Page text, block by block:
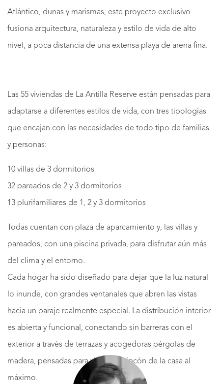
Atlántico, dunas y marismas, este proyecto exclusivo
fusiona arquitectura, naturaleza y estilo de vida de alto
nivel, a poca distancia de una extensa playa de arena fina.
Las 55 viviendas de La Antilla Reserve están pensadas para
adaptarse a diferentes estilos de vida, con tres tipologías
que encajan con las necesidades de todo tipo de familias
y personas:
10 villas de 3 dormitorios
32 pareados de 2 y 3 dormitorios
13 plurifamiliares de 1, 2 y 3 dormitorios
Todas cuentan con plaza de aparcamiento y, las villas y
pareados, con una piscina privada, para disfrutar aún más
del clima y el entorno.
Cada hogar ha sido diseñado para dejar que la luz natural
lo inunde, con grandes ventanales que abren las vistas
hacia un paraje realmente especial. La distribución interior
es abierta y funcional, conectando sin barreras con el
exterior a través de terrazas y acogedoras pérgolas de
madera, pensadas para vivir cada rincón de la casa al
máximo.